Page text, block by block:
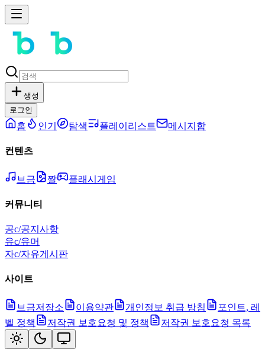
생성
로그인
홈 인기 탐색 플레이리스트 메시지함
컨텐츠
브금 짤 플래시게임
커뮤니티
공c/공지사항
유c/유머
자c/자유게시판
사이트
브금저장소 이용약관 개인정보 취급 방침
포인트, 레
벨 정책
저작권 보호요청 및 정책 저작권 보호요청 목록